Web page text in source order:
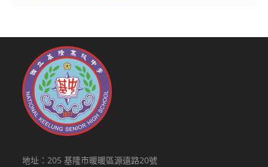
地址：205 基隆市暖暖區源遠路20號